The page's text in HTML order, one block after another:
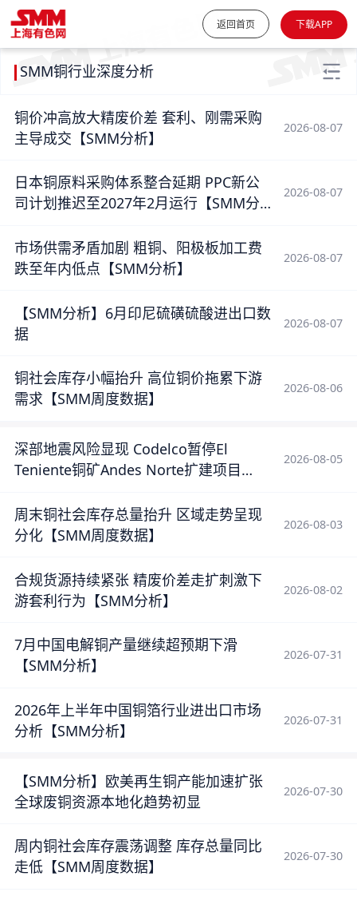
返回首页 下载APP
SMM铜行业深度分析
铜价冲高放大精废价差 套利、刚需采购
主导成交【SMM分析】
2026-08-07
日本铜原料采购体系整合延期 PPC新公
司计划推迟至2027年2月运行【SMM分
2026-08-07
市场供需矛盾加剧 粗铜、阳极板加工费
跌至年内低点【SMM分析】
2026-08-07
【SMM分析】6月印尼硫磺硫酸进出口数
据
2026-08-07
铜社会库存小幅抬升 高位铜价拖累下游
需求【SMM周度数据】
2026-08-06
深部地震风险显现 Codelco暂停El
Teniente铜矿Andes Norte扩建项目
2026-08-05
周末铜社会库存总量抬升 区域走势呈现
分化【SMM周度数据】
2026-08-03
合规货源持续紧张 精废价差走扩刺激下
游套利行为【SMM分析】
2026-08-02
7月中国电解铜产量继续超预期下滑
【SMM分析】
2026-07-31
2026年上半年中国铜箔行业进出口市场
分析【SMM分析】
2026-07-31
【SMM分析】欧美再生铜产能加速扩张
全球废铜资源本地化趋势初显
2026-07-30
周内铜社会库存震荡调整 库存总量同比
走低【SMM周度数据】
2026-07-30